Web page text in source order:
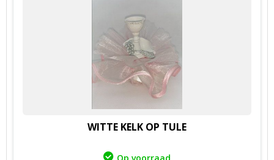
WITTE KELK OP TULE
Op voorraad